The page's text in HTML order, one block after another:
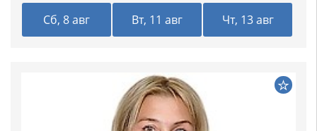
Сб, 8 авг Вт, 11 авг Чт, 13 авг